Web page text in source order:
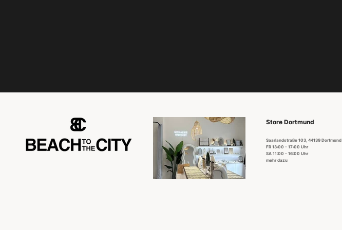
Store Dortmund
Saarlandstraße 103, 44139 Dortmund
FR 13:00 - 17:00 Uhr
SA 11:00 - 16:00 Uhr
mehr dazu